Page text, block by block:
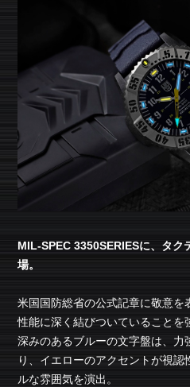
MIL-SPEC 3350SERIESに、タク
場。
米国国防総省の公式記章に敬意を
性能に深く結びついていることを
深みのあるブルーの文字盤は、力
り、イエローのアクセントが視
ルな雰囲気を演出。